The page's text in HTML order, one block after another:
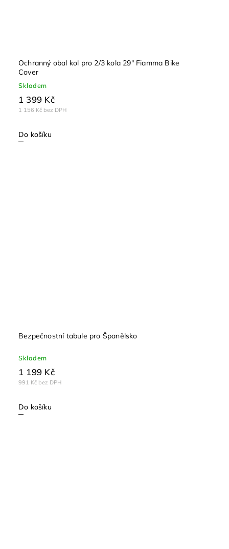
Ochranný obal kol pro 2/3 kola 29" Fiamma Bike
Cover
Skladem
1 156 Kč bez DPH
1 399 Kč
Do košíku
Bezpečnostní tabule pro Španělsko
Skladem
991 Kč bez DPH
1 199 Kč
Do košíku